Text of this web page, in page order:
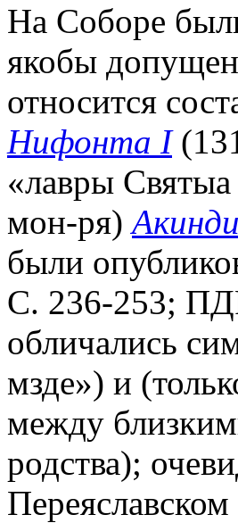
На Соборе
якобы
относится
Нифонта I
«лавры Святыа
мон-ря)
были
С. 236-253;
обличались
мзде») и
между
родства);